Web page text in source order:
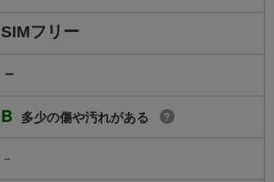
SIMフリー
－
B 多少の傷や汚れがある ?
－